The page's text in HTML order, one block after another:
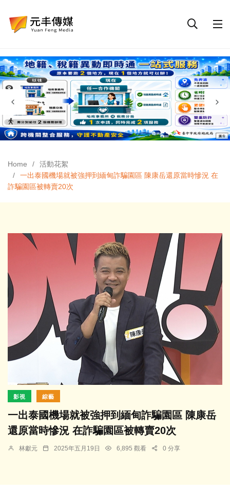
Home
活動花絮
一出泰國機場就被強押到緬甸詐騙園區 陳康岳還原當時慘況 在
詐騙園區被轉賣20次
影視 綜藝
一出泰國機場就被強押到緬甸詐騙園區 陳康岳
還原當時慘況 在詐騙園區被轉賣20次
林獻元 2025年五月19日 6,895 觀看 0 分享